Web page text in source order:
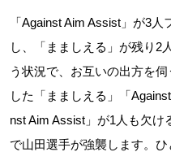
「Against Aim Assist」が3
し、「まましえる」が残り2
う状況で、お互いの出方を
した「まましえる」「
nst Aim Assist」が1人も欠
で山田選手が強襲します。